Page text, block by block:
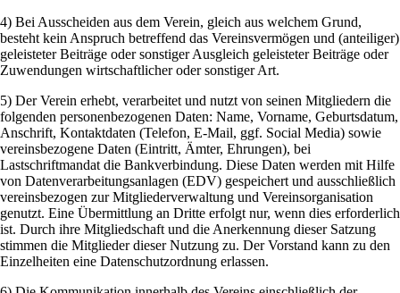
4) Bei Ausscheiden aus dem Verein, gleich aus welchem Grund,
besteht kein Anspruch betreffend das Vereinsvermögen und (anteiliger)
geleisteter Beiträge oder sonstiger Ausgleich geleisteter Beiträge oder
Zuwendungen wirtschaftlicher oder sonstiger Art.
5) Der Verein erhebt, verarbeitet und nutzt von seinen Mitgliedern die
folgenden personenbezogenen Daten: Name, Vorname, Geburtsdatum,
Anschrift, Kontaktdaten (Telefon, E-Mail, ggf. Social Media) sowie
vereinsbezogene Daten (Eintritt, Ämter, Ehrungen), bei
Lastschriftmandat die Bankverbindung. Diese Daten werden mit Hilfe
von Datenverarbeitungsanlagen (EDV) gespeichert und ausschließlich
vereinsbezogen zur Mitgliederverwaltung und Vereinsorganisation
genutzt. Eine Übermittlung an Dritte erfolgt nur, wenn dies erforderlich
ist. Durch ihre Mitgliedschaft und die Anerkennung dieser Satzung
stimmen die Mitglieder dieser Nutzung zu. Der Vorstand kann zu den
Einzelheiten eine Datenschutzordnung erlassen.